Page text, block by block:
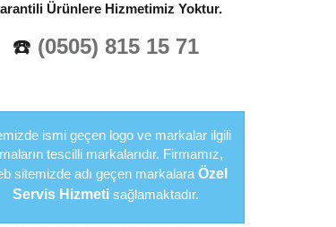
Ürünlere Hizmetimiz Yoktur.
☎️ (0505) 815 15 71
ismi geçen logo ve markalar ilgili
tescilli markalarıdır. Firmamız,
sitemizde adı geçen markalara Özel
Servis Hizmeti sağlamaktadır.